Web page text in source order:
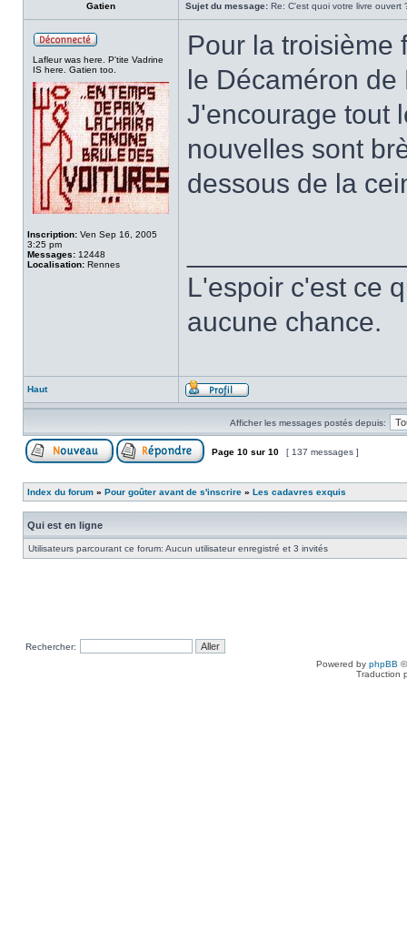
Gatien Sujet du message: Re: C'est quoi votre livre ouvert
Lafleur was here. P'tite Vadrine
IS here. Gatien too.
Inscription: Ven Sep 16, 2005
3:25 pm
Messages: 12448
Localisation: Rennes
Pour la troisième
le Décaméron de
J'encourage tout
nouvelles sont
dessous de la
L'espoir c'est ce
aucune chance.
Haut
Afficher les messages postés depuis:
Page 10 sur 10 [ 137 messages ]
Index du forum » Pour goûter avant de s'inscrire » Les cadavres exquis
Qui est en ligne
Utilisateurs parcourant ce forum: Aucun utilisateur enregistré et 3 invités
Rechercher:
Powered by phpBB
Traduction